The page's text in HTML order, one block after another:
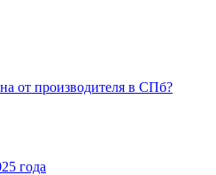
от производителя в СПб?
года